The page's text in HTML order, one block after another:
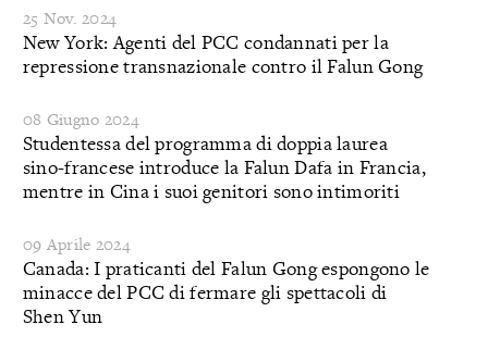
25 Nov. 2024
New York: Agenti del PCC condannati per la
repressione transnazionale contro il Falun Gong
08 Giugno 2024
Studentessa del programma di doppia laurea
sino-francese introduce la Falun Dafa in Francia,
mentre in Cina i suoi genitori sono intimoriti
09 Aprile 2024
Canada: I praticanti del Falun Gong espongono le
minacce del PCC di fermare gli spettacoli di
Shen Yun